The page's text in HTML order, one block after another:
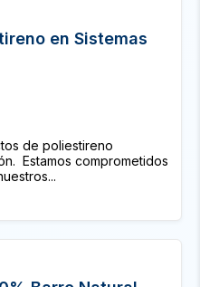
en Sistemas
de poliestireno
Estamos comprometidos